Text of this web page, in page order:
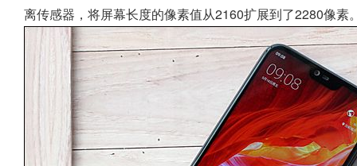
离传感器，将屏幕长度的像素值从2160扩展到了2280像素